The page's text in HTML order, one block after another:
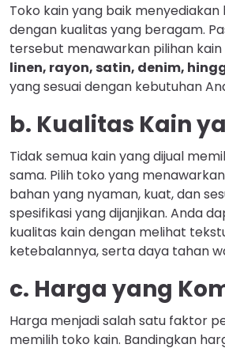
Toko kain yang baik menyediakan
dengan kualitas yang beragam.
tersebut menawarkan pilihan
linen, rayon, satin, denim,
yang sesuai dengan kebutuhan
b. Kualitas Kain
Tidak semua kain yang dijual
sama. Pilih toko yang
bahan yang nyaman, kuat, dan
spesifikasi yang dijanjikan. Anda
kualitas kain dengan melihat
ketebalannya, serta daya tahan
c. Harga yang
Harga menjadi salah satu faktor
memilih toko kain. Bandingkan